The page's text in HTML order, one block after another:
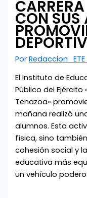
CON SUS
PorRedaccion_ETE
El Instituto de
Público del Ejército
Tenazoa»
mañana realizó
alumnos. Esta
física, sino
cohesión social y
educativa más
un vehículo